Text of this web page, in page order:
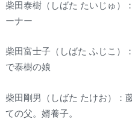
柴田泰樹（しばた たいじゅ）
ーナー
柴田富士子（しばた ふじこ）
で泰樹の娘
柴田剛男（しばた たけお）：
ての父。婿養子。